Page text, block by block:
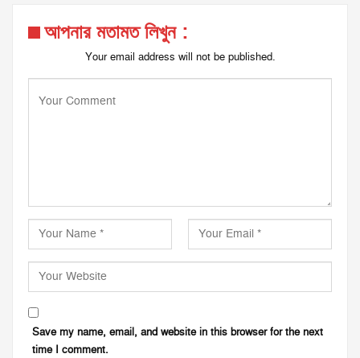
আপনার মতামত লিখুন :
Your email address will not be published.
Save my name, email, and website in this browser for the next
time I comment.